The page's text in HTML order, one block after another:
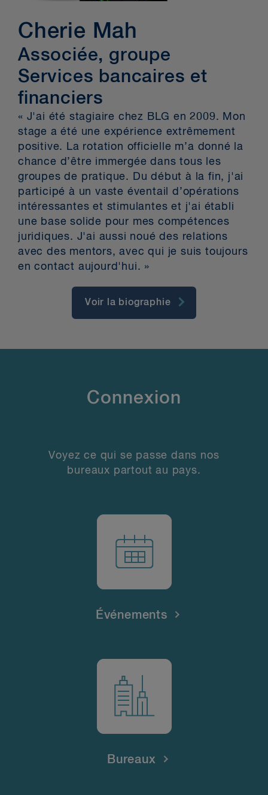
Cherie Mah
Associée, groupe
Services bancaires et
financiers
« J'ai été stagiaire chez BLG en 2009. Mon
stage a été une expérience extrêmement
positive. La rotation officielle m’a donné la
chance d’être immergée dans tous les
groupes de pratique. Du début à la fin, j'ai
participé à un vaste éventail d’opérations
intéressantes et stimulantes et j'ai établi
une base solide pour mes compétences
juridiques. J'ai aussi noué des relations
avec des mentors, avec qui je suis toujours
en contact aujourd'hui. »
Voir la biographie
Connexion
Voyez ce qui se passe dans nos
bureaux partout au pays.
Événements
Bureaux